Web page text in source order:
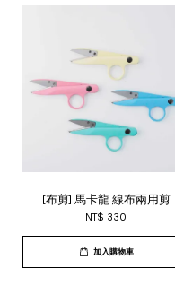
[布剪] 馬卡龍 線布兩用剪
NT$ 330
加入購物車